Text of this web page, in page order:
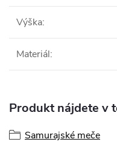
Výška:
Materiál:
Produkt nájdete v
Samurajské meče